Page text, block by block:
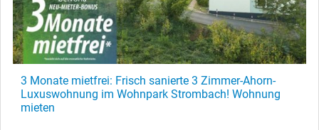
3 Monate mietfrei: Frisch sanierte 3 Zimmer-Ahorn-
Luxuswohnung im Wohnpark Strombach! Wohnung
mieten